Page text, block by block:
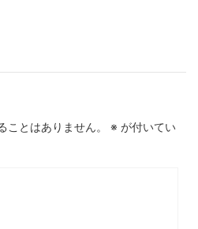
ことはありません。 ※ が付いてい